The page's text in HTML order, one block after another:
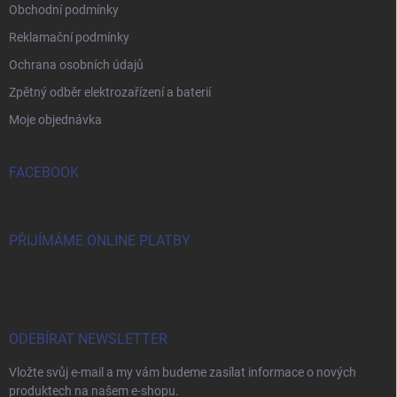
Obchodní podmínky
Reklamační podmínky
Ochrana osobních údajů
Zpětný odběr elektrozařízení a baterií
Moje objednávka
FACEBOOK
PŘIJÍMÁME ONLINE PLATBY
ODEBÍRAT NEWSLETTER
Vložte svůj e-mail a my vám budeme zasílat informace o nových
produktech na našem e-shopu.